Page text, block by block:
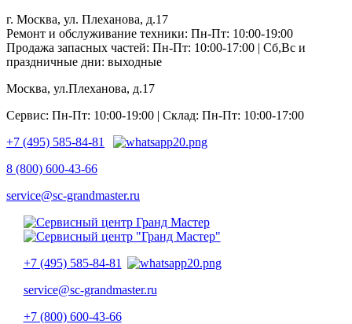
г. Москва, ул. Плеханова, д.17
Ремонт и обслуживание техники: Пн-Пт: 10:00-19:00
Продажа запасных частей: Пн-Пт: 10:00-17:00 | Сб,Вс и
праздничные дни: выходные
Москва, ул.Плеханова, д.17
Сервис: Пн-Пт: 10:00-19:00 | Склад: Пн-Пт: 10:00-17:00
+7 (495) 585-84-81
8 (800) 600-43-66
service@sc-grandmaster.ru
+7 (495) 585-84-81
service@sc-grandmaster.ru
+7 (800) 600-43-66